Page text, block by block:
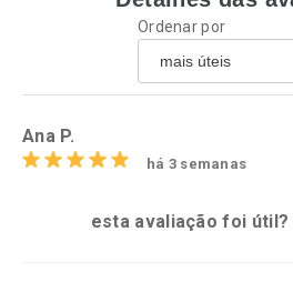
Comprar sem Desconto
Por R$ 39,59/cada
Comprar sem Desconto
Ordenar por
Ana P.
há 3 semanas
esta avaliação foi útil?